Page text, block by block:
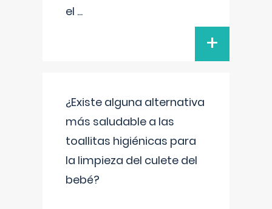
el ...
+
¿Existe alguna alternativa
más saludable a las
toallitas higiénicas para
la limpieza del culete del
bebé?